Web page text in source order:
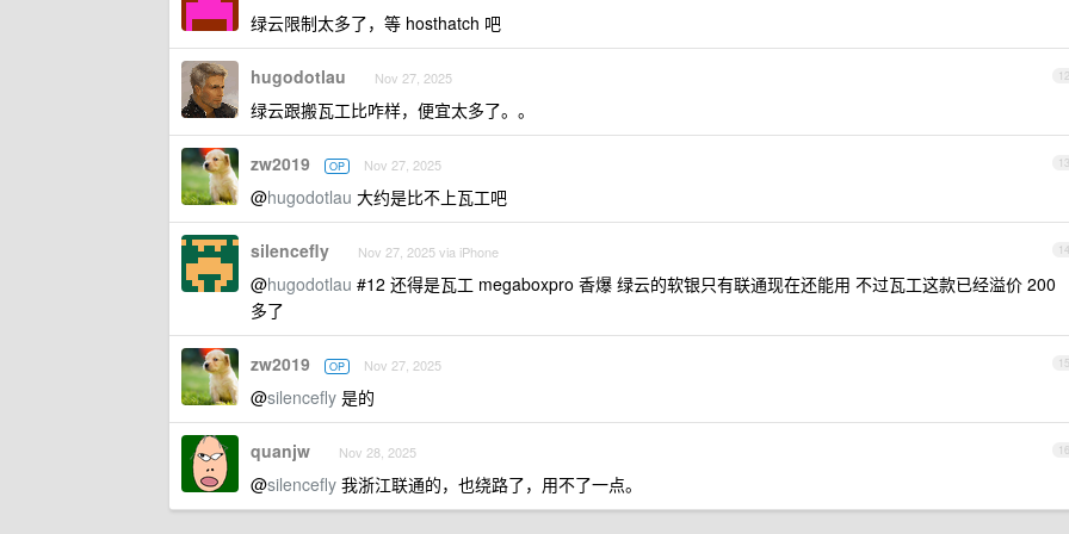
绿云限制太多了，等 hosthatch 吧
12
hugodotlau Nov 27, 2025
绿云跟搬瓦工比咋样，便宜太多了。。
13
zw2019 OP Nov 27, 2025
@hugodotlau 大约是比不上瓦工吧
14
silencefly Nov 27, 2025 via iPhone
@hugodotlau #12 还得是瓦工 megaboxpro 香爆 绿云的软银只有联通现在还能用 不过瓦工这款已经溢价 200
多了
15
zw2019 OP Nov 27, 2025
@silencefly 是的
16
quanjw Nov 28, 2025
@silencefly 我浙江联通的，也绕路了，用不了一点。